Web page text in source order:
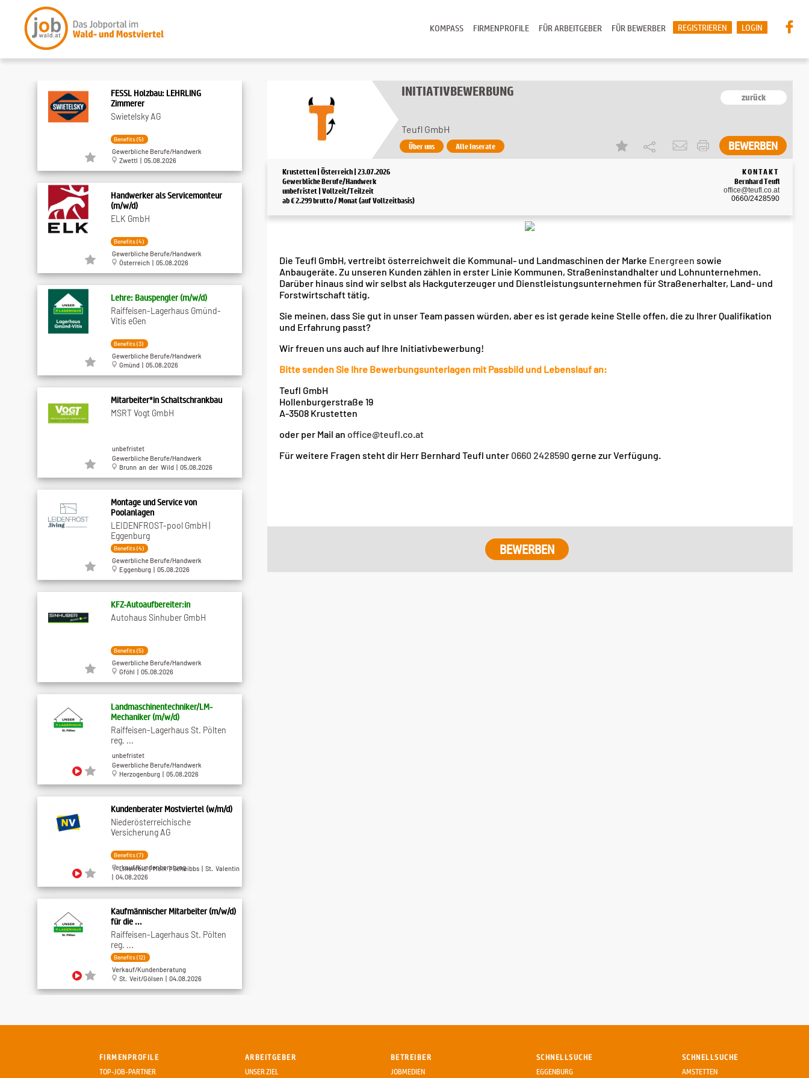
LOGIN
REGISTRIEREN
FÜR BEWERBER
FÜR ARBEITGEBER
FIRMENPROFILE
KOMPASS
INITIATIVBEWERBUNG zurück
Teufl GmbH
Über uns Alle Inserate
Krustetten | Österreich | 23.07.2026
Gewerbliche Berufe/Handwerk
unbefristet | Vollzeit/Teilzeit
ab € 2.299 brutto / Monat (auf Vollzeitbasis)
KONTAKT
Bernhard Teufl
office@teufl.co.at
0660/2428590
Die Teufl GmbH, vertreibt österreichweit die Kommunal- und Landmaschinen der Marke Energreen sowie
Anbaugeräte. Zu unseren Kunden zählen in erster Linie Kommunen, Straßeninstandhalter und Lohnunternehmen.
Darüber hinaus sind wir selbst als Hackguterzeuger und Dienstleistungsunternehmen für Straßenerhalter, Land- und
Forstwirtschaft tätig.
Sie meinen, dass Sie gut in unser Team passen würden, aber es ist gerade keine Stelle offen, die zu Ihrer Qualifikation
und Erfahrung passt?
Wir freuen uns auch auf Ihre Initiativbewerbung!
Bitte senden Sie Ihre Bewerbungsunterlagen mit Passbild und Lebenslauf an:
Teufl GmbH
Hollenburgerstraße 19
A-3508 Krustetten
oder per Mail an office@teufl.co.at
Für weitere Fragen steht dir Herr Bernhard Teufl unter 0660 2428590 gerne zur Verfügung.
FESSL Holzbau: LEHRLING
Zimmerer
Swietelsky AG
Benefits (5)
Gewerbliche Berufe/Handwerk
Zwettl | 05.08.2026
Handwerker als Servicemonteur
(m/w/d)
ELK GmbH
Benefits (4)
Gewerbliche Berufe/Handwerk
Österreich | 05.08.2026
Lehre: Bauspengler (m/w/d)
Raiffeisen-Lagerhaus Gmünd-
Vitis eGen
Benefits (3)
Gewerbliche Berufe/Handwerk
Gmünd | 05.08.2026
Mitarbeiter*in Schaltschrankbau
MSRT Vogt GmbH
unbefristet
Gewerbliche Berufe/Handwerk
Brunn an der Wild | 05.08.2026
Montage und Service von
Poolanlagen
LEIDENFROST-pool GmbH |
Eggenburg
Benefits (4)
Gewerbliche Berufe/Handwerk
Eggenburg | 05.08.2026
KFZ-Autoaufbereiter:in
Autohaus Sinhuber GmbH
Benefits (5)
Gewerbliche Berufe/Handwerk
Gföhl | 05.08.2026
Landmaschinentechniker/LM-
Mechaniker (m/w/d)
Raiffeisen-Lagerhaus St. Pölten
reg. ...
unbefristet
Gewerbliche Berufe/Handwerk
Herzogenburg | 05.08.2026
Kundenberater Mostviertel (w/m/d)
Niederösterreichische
Versicherung AG
Benefits (7)
Verkauf/Kundenberatung
Lilienfeld | Melk | Scheibbs | St. Valentin
| 04.08.2026
Kaufmännischer Mitarbeiter (m/w/d)
für die ...
Raiffeisen-Lagerhaus St. Pölten
reg. ...
Benefits (12)
Verkauf/Kundenberatung
St. Veit/Gölsen | 04.08.2026
Anrainermanagement ...
Benefits (6)
Transport/Logistik/Einkauf
FIRMENPROFILE
TOP-JOB-PARTNER
ARBEITGEBER
UNSER ZIEL
BETREIBER
JOBMEDIEN
SCHNELLSUCHE
EGGENBURG
SCHNELLSUCHE
AMSTETTEN